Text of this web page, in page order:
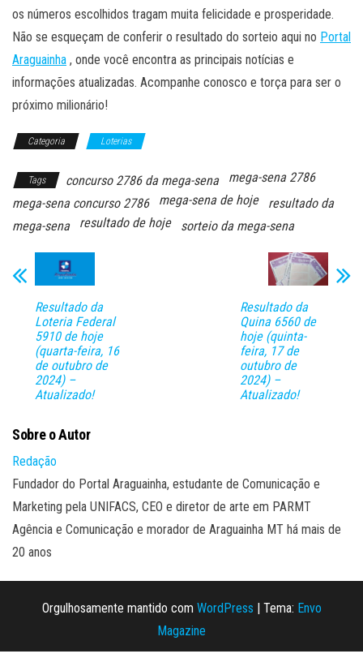
os números escolhidos tragam muita felicidade e prosperidade.
Não se esqueçam de conferir o resultado do sorteio aqui no Portal
Araguainha , onde você encontra as principais notícias e
informações atualizadas. Acompanhe conosco e torça para ser o
próximo milionário!
Categoria Loterias
Tags concurso 2786 da mega-sena
mega-sena 2786
mega-sena concurso 2786
mega-sena de hoje
resultado da
mega-sena
resultado de hoje sorteio da mega-sena
Resultado da
Loteria Federal
5910 de hoje
(quarta-feira, 16
de outubro de
2024) –
Atualizado!
Resultado da
Quina 6560 de
hoje (quinta-
feira, 17 de
outubro de
2024) –
Atualizado!
Sobre o Autor
Redação
Fundador do Portal Araguainha, estudante de Comunicação e
Marketing pela UNIFACS, CEO e diretor de arte em PARMT
Agência e Comunicação e morador de Araguainha MT há mais de
20 anos
Orgulhosamente mantido com WordPress Tema: Envo
Magazine